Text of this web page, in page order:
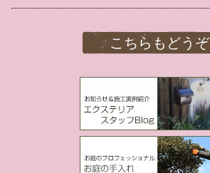
こちらもどうぞ